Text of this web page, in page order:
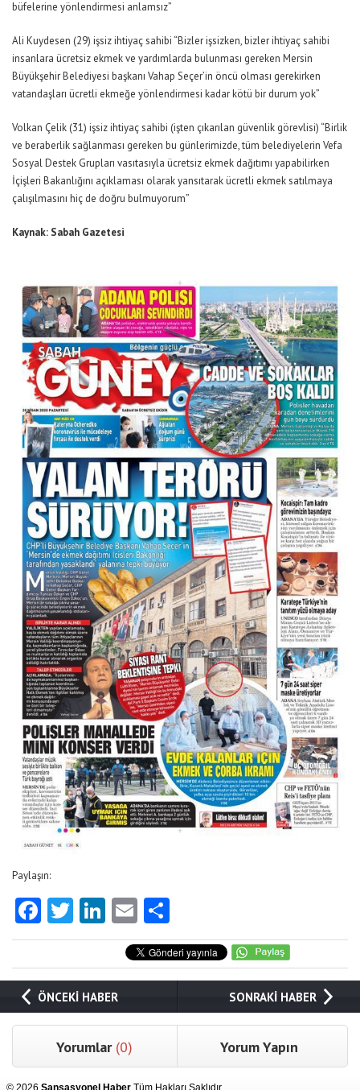
büfelerine yönlendirmesi anlamsız”
Ali Kuydesen (29) işsiz ihtiyaç sahibi “Bizler işsizken, bizler ihtiyaç sahibi
insanlara ücretsiz ekmek ve yardımlarda bulunması gereken Mersin
Büyükşehir Belediyesi başkanı Vahap Seçer’in öncü olması gerekirken
vatandaşları ücretli ekmeğe yönlendirmesi kadar kötü bir durum yok”
Volkan Çelik (31) işsiz ihtiyaç sahibi (işten çıkarılan güvenlik görevlisi) “Birlik
ve beraberlik sağlanması gereken bu günlerimizde, tüm belediyelerin Vefa
Sosyal Destek Grupları vasıtasıyla ücretsiz ekmek dağıtımı yapabilirken
İçişleri Bakanlığını açıklaması olarak yansıtarak ücretli ekmek satılmaya
çalışılmasını hiç de doğru bulmuyorum”
Kaynak: Sabah Gazetesi
Paylaşın:
Facebook
Twitter
LinkedIn
Email
ÖNCEKİ HABER SONRAKİ HABER
Yorumlar (0) Yorum Yapın
© 2026 Sansasyonel Haber Tüm Hakları Saklıdır.